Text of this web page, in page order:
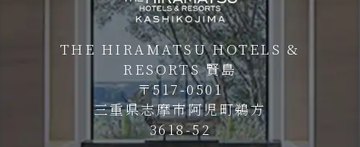
THE HIRAMATSU HOTELS &
RESORTS 賢島
〒517-0501
三重県志摩市阿児町鵜方
3618-52